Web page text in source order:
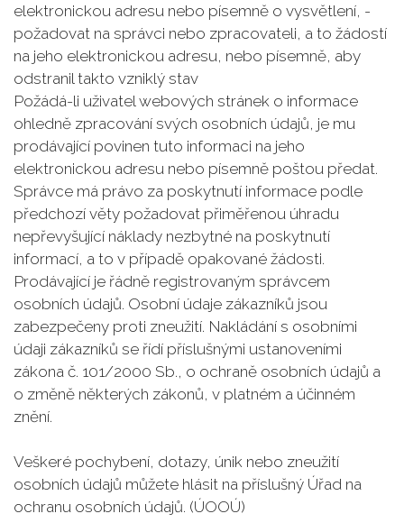
elektronickou adresu nebo písemně o vysvětlení, -
požadovat na správci nebo zpracovateli, a to žádostí
na jeho elektronickou adresu, nebo písemně, aby
odstranil takto vzniklý stav
Požádá-li uživatel webových stránek o informace
ohledně zpracování svých osobních údajů, je mu
prodávající povinen tuto informaci na jeho
elektronickou adresu nebo písemně poštou předat.
Správce má právo za poskytnutí informace podle
předchozí věty požadovat přiměřenou úhradu
nepřevyšující náklady nezbytné na poskytnutí
informací, a to v případě opakované žádosti.
Prodávající je řádně registrovaným správcem
osobních údajů. Osobní údaje zákazníků jsou
zabezpečeny proti zneužití. Nakládání s osobními
údaji zákazníků se řídí příslušnými ustanoveními
zákona č. 101/2000 Sb., o ochraně osobních údajů a
o změně některých zákonů, v platném a účinném
znění.
Veškeré pochybení, dotazy, únik nebo zneužití
osobních údajů můžete hlásit na příslušný Úřad na
ochranu osobních údajů. (ÚOOÚ)